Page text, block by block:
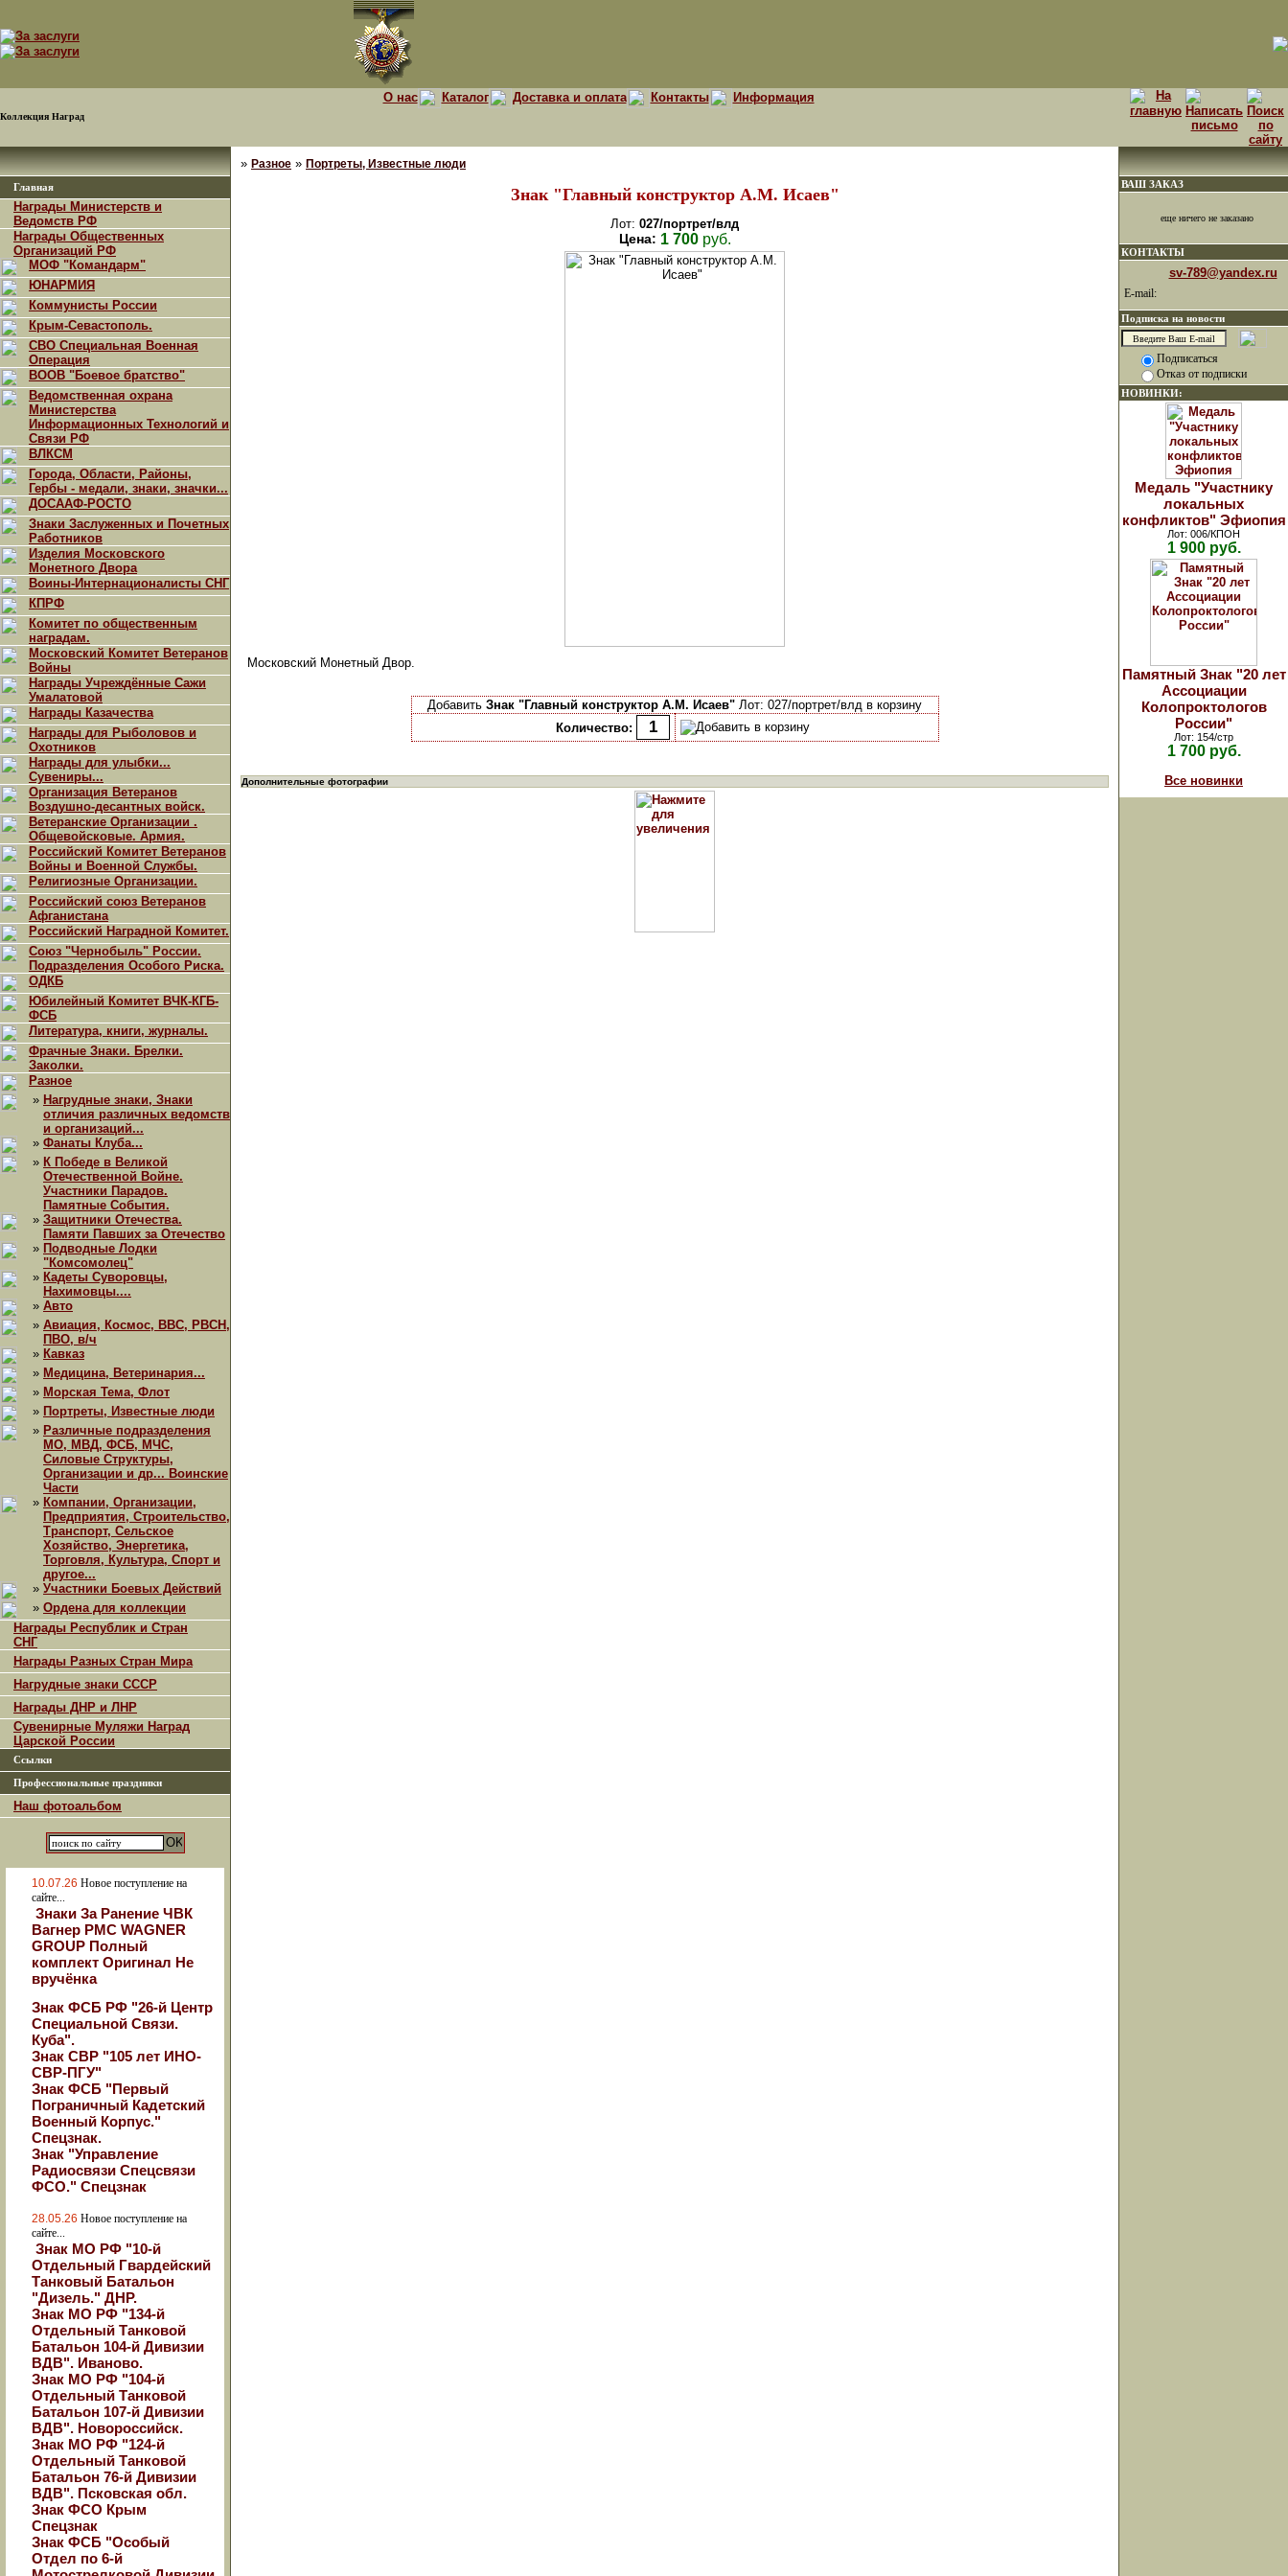
Коллекция Наград
О нас Каталог Доставка и оплата Контакты Информация
Главная
Награды Министерств и
Ведомств РФ
Награды Общественных
Организаций РФ
МОФ "Командарм"
ЮНАРМИЯ
Коммунисты России
Крым-Севастополь.
СВО Специальная Военная
Операция
ВООВ "Боевое братство"
Ведомственная охрана
Министерства
Информационных Технологий и
Связи РФ
ВЛКСМ
Города, Области, Районы,
Гербы - медали, знаки, значки...
ДОСААФ-РОСТО
Знаки Заслуженных и Почетных
Работников
Изделия Московского
Монетного Двора
Воины-Интернационалисты СНГ
КПРФ
Комитет по общественным
наградам.
Московский Комитет Ветеранов
Войны
Награды Учреждённые Сажи
Умалатовой
Награды Казачества
Награды для Рыболовов и
Охотников
Награды для улыбки...
Сувениры...
Организация Ветеранов
Воздушно-десантных войск.
Ветеранские Организации .
Общевойсковые. Армия.
Российский Комитет Ветеранов
Войны и Военной Службы.
Религиозные Организации.
Российский союз Ветеранов
Афганистана
Российский Наградной Комитет.
Союз "Чернобыль" России.
Подразделения Особого Риска.
ОДКБ
Юбилейный Комитет ВЧК-КГБ-
ФСБ
Литература, книги, журналы.
Фрачные Знаки. Брелки.
Заколки.
Разное
» Нагрудные знаки, Знаки
отличия различных ведомств
и организаций...
» Фанаты Клуба...
» К Победе в Великой
Отечественной Войне.
Участники Парадов.
Памятные События.
» Защитники Отечества.
Памяти Павших за Отечество
» Подводные Лодки
"Комсомолец"
» Кадеты Суворовцы,
Нахимовцы....
» Авто
» Авиация, Космос, ВВС, РВСН,
ПВО, в/ч
» Кавказ
» Медицина, Ветеринария...
» Морская Тема, Флот
» Портреты, Известные люди
» Различные подразделения
МО, МВД, ФСБ, МЧС,
Силовые Структуры,
Организации и др... Воинские
Части
» Компании, Организации,
Предприятия, Строительство,
Транспорт, Сельское
Хозяйство, Энергетика,
Торговля, Культура, Спорт и
другое...
» Участники Боевых Действий
» Ордена для коллекции
Награды Республик и Стран
СНГ
Награды Разных Стран Мира
Нагрудные знаки СССР
Награды ДНР и ЛНР
Сувенирные Муляжи Наград
Царской России
Ссылки
Профессиональные праздники
Наш фотоальбом
10.07.26 Новое поступление на
сайте...
Знаки За Ранение ЧВК
Вагнер РМС WAGNER
GROUP Полный
комплект Оригинал Не
вручёнка
Знак ФСБ РФ "26-й Центр
Специальной Связи.
Куба".
Знак СВР "105 лет ИНО-
СВР-ПГУ"
Знак ФСБ "Первый
Пограничный Кадетский
Военный Корпус."
Спецзнак.
Знак "Управление
Радиосвязи Спецсвязи
ФСО." Спецзнак
28.05.26 Новое поступление на
сайте...
Знак МО РФ "10-й
Отдельный Гвардейский
Танковый Батальон
"Дизель." ДНР.
Знак МО РФ "134-й
Отдельный Танковой
Батальон 104-й Дивизии
ВДВ". Иваново.
Знак МО РФ "104-й
Отдельный Танковой
Батальон 107-й Дивизии
ВДВ". Новороссийск.
Знак МО РФ "124-й
Отдельный Танковой
Батальон 76-й Дивизии
ВДВ". Псковская обл.
Знак ФСО Крым
Спецзнак
Знак ФСБ "Особый
Отдел по 6-й
» Разное » Портреты, Известные люди
Знак "Главный конструктор А.М. Исаев"
Лот: 027/портрет/влд
Цена: 1 700руб.
Московский Монетный Двор.
Добавить Знак "Главный конструктор А.М. Исаев" Лот: 027/портрет/влд в корзину
Количество:
Дополнительные фотографии
ВАШ ЗАКАЗ
еще ничего не заказано
КОНТАКТЫ
sv-789@yandex.ru
E-mail:
Подписка на новости
Подписаться
Отказ от подписки
НОВИНКИ:
Медаль "Участнику
локальных
конфликтов" Эфиопия
Лот: 006/КПОН
1 900 руб.
Памятный Знак "20 лет
Ассоциации
Колопроктологов
России"
Лот: 154/стр
1 700 руб.
Все новинки